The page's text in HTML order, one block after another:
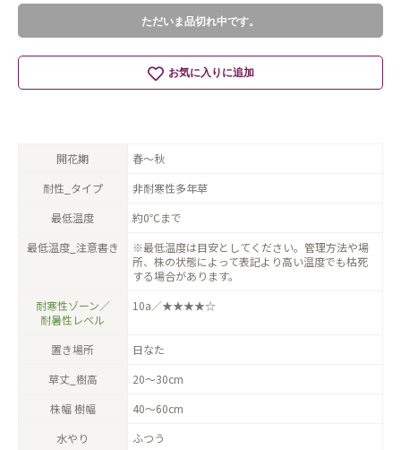
ただいま品切れ中です。
お気に入りに追加
開花期
春〜秋
耐性_タイプ
非耐寒性多年草
最低温度
約0℃まで
最低温度_注意書き
※最低温度は目安としてください。管理方法や場
所、株の状態によって表記より高い温度でも枯死
する場合があります。
耐寒性ゾーン／
耐暑性レベル
10a／★★★★☆
置き場所
日なた
草丈_樹高
20〜30cm
株幅 樹幅
40〜60cm
水やり
ふつう